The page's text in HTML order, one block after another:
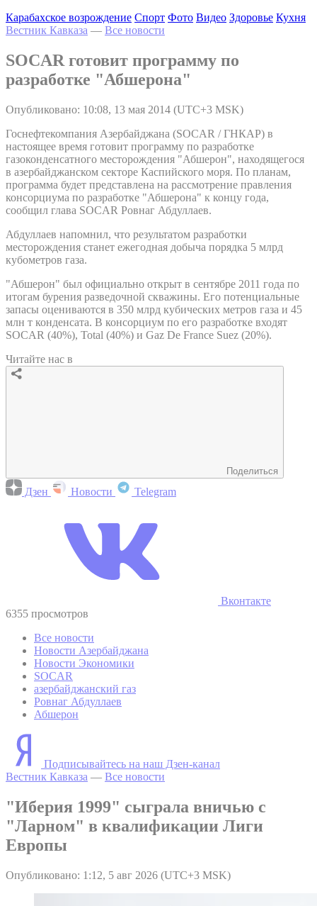
Карабахское возрождение Спорт Фото Видео Здоровье Кухня
Вестник Кавказа — Все новости
SOCAR готовит программу по
разработке "Абшерона"
Опубликовано: 10:08, 13 мая 2014 (UTC+3 MSK)
Госнефтекомпания Азербайджана (SOCAR / ГНКАР) в
настоящее время готовит программу по разработке
газоконденсатного месторождения "Абшерон", находящегося
в азербайджанском секторе Каспийского моря. По планам,
программа будет представлена на рассмотрение правления
консорциума по разработке "Абшерона" к концу года,
сообщил глава SOCAR Ровнаг Абдуллаев.
Абдуллаев напомнил, что результатом разработки
месторождения станет ежегодная добыча порядка 5 млрд
кубометров газа.
"Абшерон" был официально открыт в сентябре 2011 года по
итогам бурения разведочной скважины. Его потенциальные
запасы оцениваются в 350 млрд кубических метров газа и 45
млн т конденсата. В консорциум по его разработке входят
SOCAR (40%), Total (40%) и Gaz De France Suez (20%).
Читайте нас в
Поделиться
Дзен Новости Telegram
Вконтакте
6355 просмотров
Все новости
Новости Азербайджана
Новости Экономики
SOCAR
азербайджанский газ
Ровнаг Абдуллаев
Абшерон
Подписывайтесь на наш Дзен-канал
Вестник Кавказа — Все новости
"Иберия 1999" сыграла вничью с
"Ларном" в квалификации Лиги
Европы
Опубликовано: 1:12, 5 авг 2026 (UTC+3 MSK)